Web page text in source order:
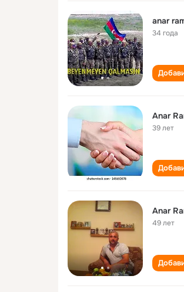
anar
34 года
Anar
39 лет
Anar
49 лет